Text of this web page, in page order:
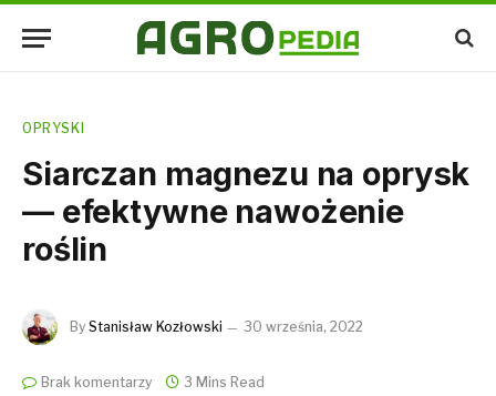
OPRYSKI
Siarczan magnezu na oprysk
— efektywne nawożenie
roślin
By Stanisław Kozłowski 30 września, 2022
Brak komentarzy 3 Mins Read